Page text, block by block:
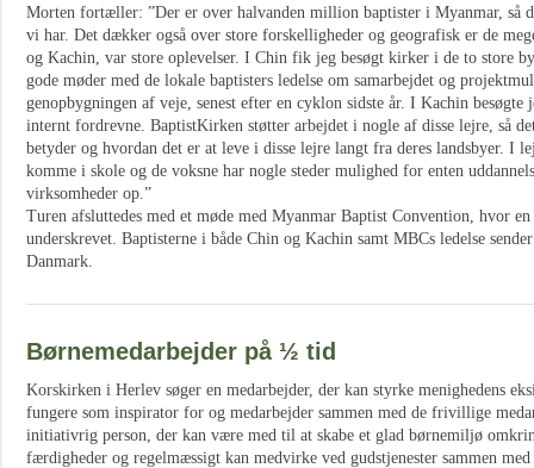
Morten fortæller: ”Der er over halvanden million baptister i Myanmar, så
vi har. Det dækker også over store forskelligheder og geografisk er de
og Kachin, var store oplevelser. I Chin fik jeg besøgt kirker i de to store
gode møder med de lokale baptisters ledelse om samarbejdet og
genopbygningen af veje, senest efter en cyklon sidste år. I Kachin
internt fordrevne. BaptistKirken støtter arbejdet i nogle af disse lejre, så
betyder og hvordan det er at leve i disse lejre langt fra deres landsbyer. I
komme i skole og de voksne har nogle steder mulighed for enten
virksomheder op.”
Turen afsluttedes med et møde med Myanmar Baptist Convention, hvor
underskrevet. Baptisterne i både Chin og Kachin samt MBCs ledelse
Danmark.
Børnemedarbejder på ½ tid
Korskirken i Herlev søger en medarbejder, der kan styrke menighedens
fungere som inspirator for og medarbejder sammen med de frivillige
initiativrig person, der kan være med til at skabe et glad børnemiljø
færdigheder og regelmæssigt kan medvirke ved gudstjenester sammen